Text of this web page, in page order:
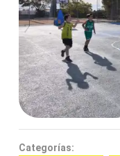
Categorías: